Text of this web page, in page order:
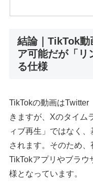
結論｜TikTok
ア可能だが「リ
る仕様
TikTokの動画は
きますが、Xのタイム
ィブ再生」ではなく
されます。そのため
TikTokアプリやブラ
様となっています。